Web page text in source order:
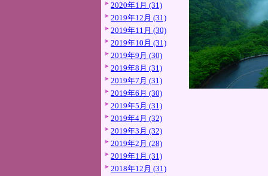
2020年1月 (31)
2019年12月 (31)
2019年11月 (30)
2019年10月 (31)
2019年9月 (30)
2019年8月 (31)
2019年7月 (31)
2019年6月 (30)
2019年5月 (31)
2019年4月 (32)
2019年3月 (32)
2019年2月 (28)
2019年1月 (31)
2018年12月 (31)